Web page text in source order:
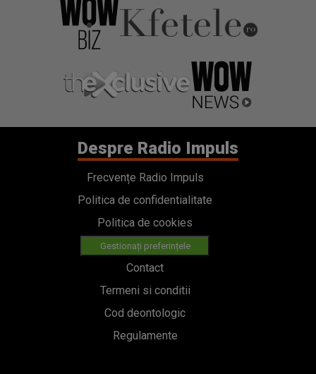
Despre Radio Impuls
Frecvențe Radio Impuls
Politica de confidentialitate
Politica de cookies
Gestionați preferințele
Contact
Termeni si conditii
Cod deontologic
Regulamente